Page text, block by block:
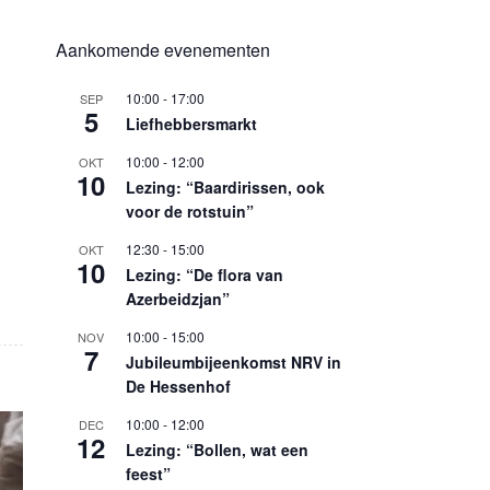
Aankomende evenementen
SEP
5
10:00 - 17:00
Liefhebbersmarkt
OKT
10
10:00 - 12:00
Lezing: “Baardirissen, ook
voor de rotstuin”
OKT
10
12:30 - 15:00
Lezing: “De flora van
Azerbeidzjan”
NOV
7
10:00 - 15:00
Jubileumbijeenkomst NRV in
De Hessenhof
DEC
12
10:00 - 12:00
Lezing: “Bollen, wat een
feest”